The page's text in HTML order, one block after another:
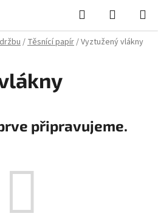
Hledat
KOŠÍK
/Těsnící papír/Vyztužený vlákny
připravujeme.